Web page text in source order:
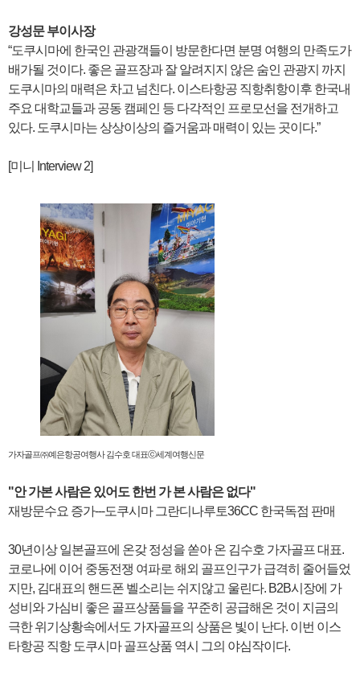
강성문 부이사장
“도쿠시마에 한국인 관광객들이 방문한다면 분명 여행의 만족도가
배가될 것이다. 좋은 골프장과 잘 알려지지 않은 숨인 관광지 까지
도쿠시마의 매력은 차고 넘친다. 이스타항공 직항취항이후 한국내
주요 대학교들과 공동 캠페인 등 다각적인 프로모선을 전개하고
있다. 도쿠시마는 상상이상의 즐거움과 매력이 있는 곳이다.”
[미니 Interview 2]
가자골프㈜예은항공여행사 김수호 대표ⓒ세계여행신문
"안 가본 사람은 있어도 한번 가 본 사람은 없다"
재방문수요 증가---도쿠시마 그란디나루토36CC 한국독점 판매
30년이상 일본골프에 온갖 정성을 쏟아 온 김수호 가자골프 대표.
코로나에 이어 중동전쟁 여파로 해외 골프인구가 급격히 줄어들었
지만, 김대표의 핸드폰 벨소리는 쉬지않고 울린다. B2B시장에 가
성비와 가심비 좋은 골프상품들을 꾸준히 공급해온 것이 지금의
극한 위기상황속에서도 가자골프의 상품은 빛이 난다. 이번 이스
타항공 직항 도쿠시마 골프상품 역시 그의 야심작이다.